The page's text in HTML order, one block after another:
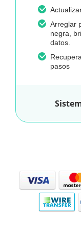
Arreglar
negra,
datos.
pasos